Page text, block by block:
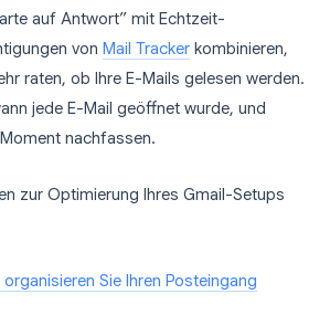
auf Antwort” mit Echtzeit-
von Mail Tracker kombinieren,
raten, ob Ihre E-Mails gelesen werden.
jede E-Mail geöffnet wurde, und
nachfassen.
zur Optimierung Ihres Gmail-Setups
Sie Ihren Posteingang